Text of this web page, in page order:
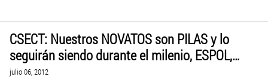
CSECT: Nuestros NOVATOS son PILAS y lo
seguirán siendo durante el milenio, ESPOL,
ICQA, CSECT, 2012.07.06.
julio 06, 2012